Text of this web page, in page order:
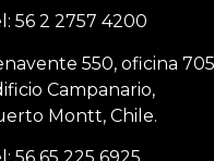
56 2 2757 4200
550, oficina
Campanario,
Montt, Chile.